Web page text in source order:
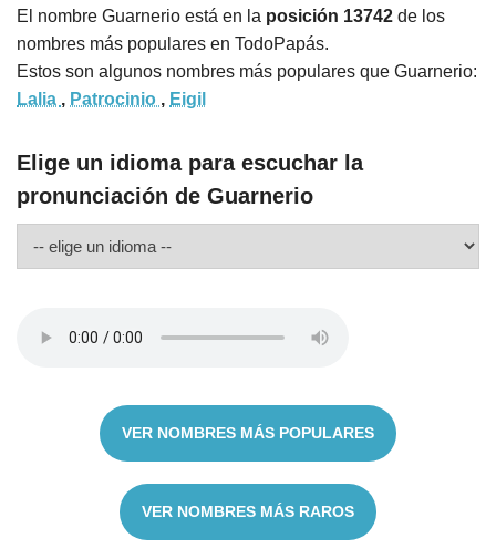
El nombre Guarnerio está en la posición 13742 de los
nombres más populares en TodoPapás.
Estos son algunos nombres más populares que Guarnerio:
Lalia , Patrocinio , Eigil
Elige un idioma para escuchar la
pronunciación de Guarnerio
VER NOMBRES MÁS POPULARES
VER NOMBRES MÁS RAROS